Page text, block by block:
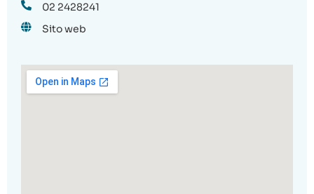
02 2428241
Sito web